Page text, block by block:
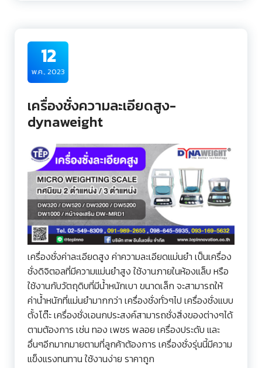
12
พ.ค., 2023
เครื่องชั่งความละเอียดสูง-
dynaweight
เครื่องชั่งค่าละเอียดสูง ค่าความละเอียดแม่นยำ เป็นเครื่อง
ชั่งดิจิตอลที่มีความแม่นยำสูง ใช้งานภายในห้องแล็บ หรือ
ใช้งานกับวัตถุดิบที่มีน้ำหนักเบา ขนาดเล็ก จะสามารถให้
ค่าน้ำหนักที่แม่นยำมากกว่า เครื่องชั่งทั่วๆไป เครื่องชั่งแบบ
ตั้งโต๊ะ เครื่องชั่งเอนกประสงค์สามารถชั่งสิ่งของต่างๆได้
ตามต้องการ เช่น ทอง เพชร พลอย เครื่องประดับ และ
อื่นๆอีกมากมายตามที่ลูกค้าต้องการ เครื่องชั่งรุ่นนี้มีความ
แข็งแรงทนทาน ใช้งานง่าย ราคาถูก